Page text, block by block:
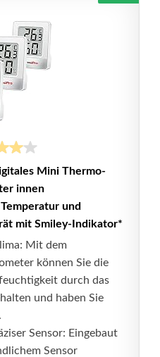
Mini Thermo-
innen
und
mit Smiley-Indikator*
Mit dem
können Sie die
durch das
und haben Sie
Sensor: Eingebaut
Sensor